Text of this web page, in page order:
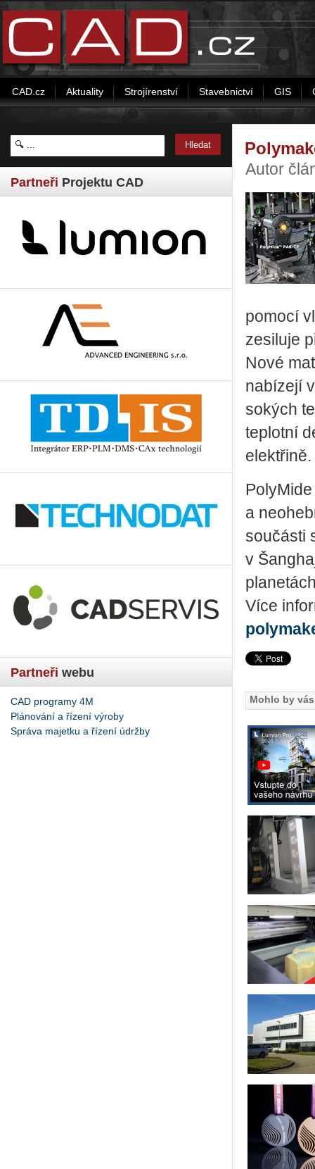
CAD.cz Aktuality Strojírenství Stavebnictví GIS
Partneři Projektu CAD
Partneři webu
CAD programy 4M
Plánování a řízení výroby
Správa majetku a řízení údržby
Autor
pomocí
zesiluje
Nové
nabízejí
so­kých
teplotní
elektřině.
a
součásti
v
Více
Mohlo by